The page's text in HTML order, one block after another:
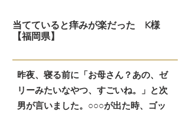
当てていると痒みが楽だった K様
【福岡県】
昨夜、寝る前に「お母さん？あの、ゼ
リーみたいなやつ、すごいね。」と次
男が言いました。○○○が出た時、ゴッ